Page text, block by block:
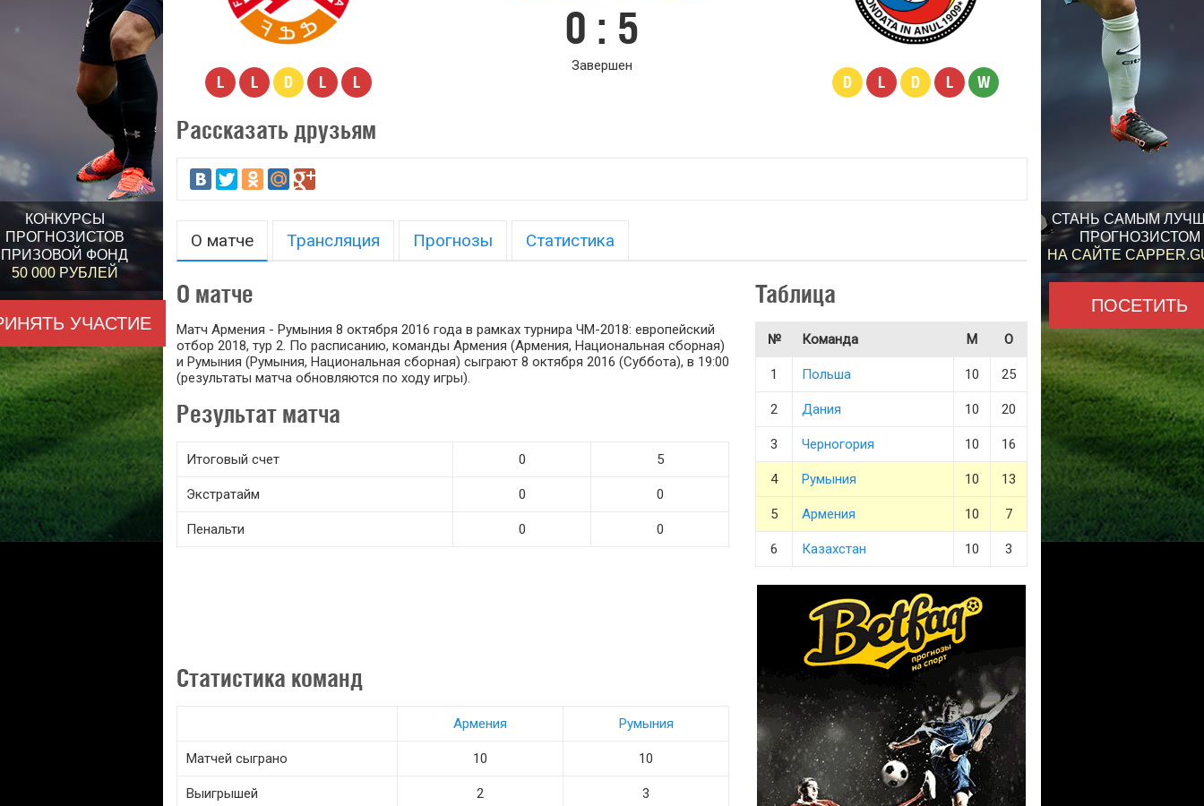
КОНКУРСЫ
ПРОГНОЗИСТОВ
ПРИЗОВОЙ ФОНД
50 000 РУБЛЕЙ
УЧАСТИЕ
СТАНЬ САМЫМ
ПРОГНОЗИСТОМ
НА САЙТЕ
ПОСЕТИТЬ
L L D L L
0 : 5
Завершен
D L D L W
Рассказать друзьям
О матче Трансляция Прогнозы Статистика
О матче
Матч Армения - Румыния 8 октября 2016 года в рамках турнира ЧМ-2018: европейский
отбор 2018, тур 2. По расписанию, команды Армения (Армения, Национальная сборная)
и Румыния (Румыния, Национальная сборная) сыграют 8 октября 2016 (Суббота), в 19:00
(результаты матча обновляются по ходу игры).
Результат матча
Итоговый счет 0 5
Экстратайм 0 0
Пенальти 0 0
Статистика команд
Армения Румыния
Матчей сыграно 10 10
Выигрышей 2 3
Таблица
№ Команда М О
1 Польша 10 25
2 Дания 10 20
3 Черногория 10 16
4 Румыния 10 13
5 Армения 10 7
6 Казахстан 10 3